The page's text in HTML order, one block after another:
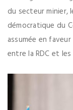
du secteur minier,
démocratique du
assumée en
entre la RDC et